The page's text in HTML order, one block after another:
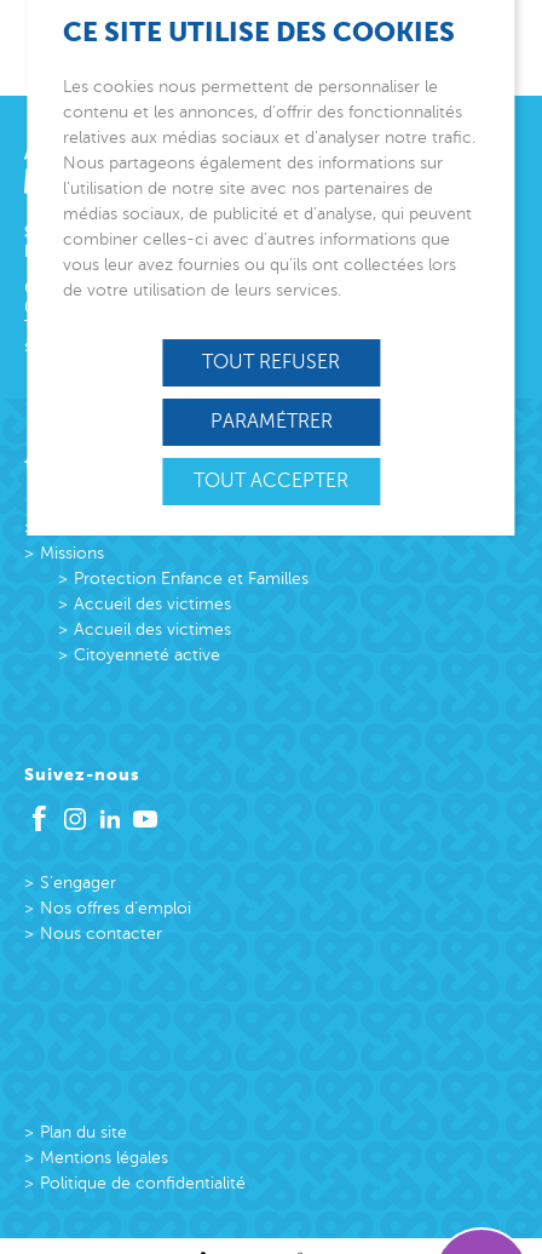
SIÈGE SOCIAL
ET DIRECTION GÉNÉRALE
6 avenue Édith Cavell
06000
Tél.
siege@montjoye.org
Acteur de lien social
Missions
Protection Enfance et Familles
Accueil des victimes
Accueil des victimes
Citoyenneté active
Suivez-nous
S’engager
Nos offres d’emploi
Nous contacter
Plan du site
Mentions légales
Politique de confidentialité
CE SITE UTILISE DES COOKIES
Les cookies nous permettent de personnaliser le
contenu et les annonces, d’offrir des fonctionnalités
relatives aux médias sociaux et d’analyser notre trafic.
Nous partageons également des informations sur
l’utilisation de notre site avec nos partenaires de
médias sociaux, de publicité et d’analyse, qui peuvent
combiner celles-ci avec d’autres informations que
vous leur avez fournies ou qu’ils ont collectées lors
de votre utilisation de leurs services.
TOUT ACCEPTER
TOUT REFUSER
PARAMÉTRER